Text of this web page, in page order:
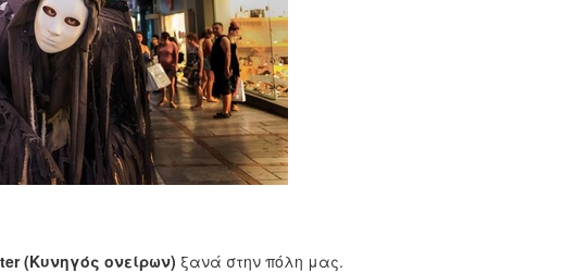
(Κυνηγός ονείρων) ξανά στην πόλη μας.